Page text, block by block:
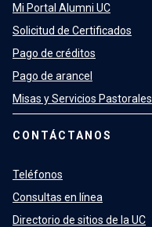
Mi Portal Alumni UC
Solicitud de Certificados
Pago de créditos
Pago de arancel
Misas y Servicios Pastorales
CONTÁCTANOS
Teléfonos
Consultas en línea
Directorio de sitios de la UC